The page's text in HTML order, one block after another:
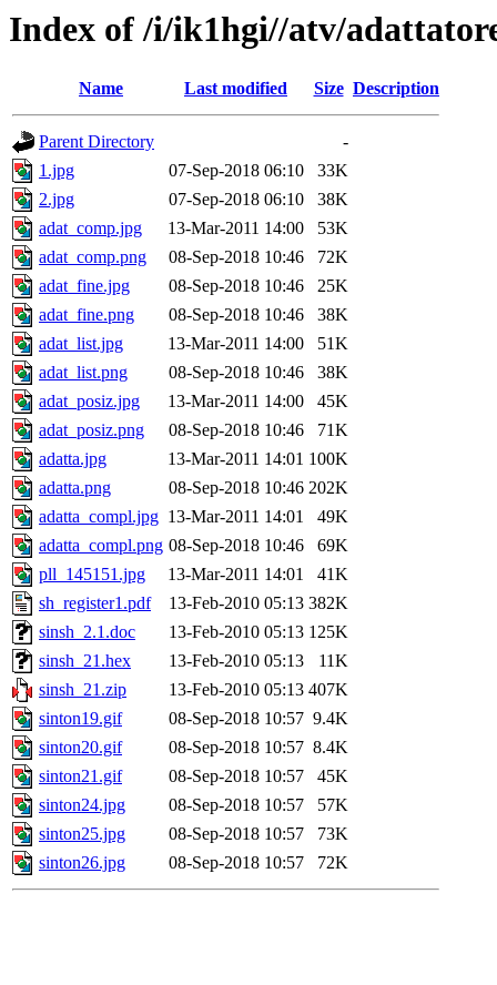
Index of /i/ik1hgi//atv/
Name Last modified Size Description
Parent Directory
-
1.jpg
07-Sep-2018 06:10
33K
2.jpg
07-Sep-2018 06:10
38K
adat_comp.jpg
13-Mar-2011 14:00
53K
adat_comp.png
08-Sep-2018 10:46
72K
adat_fine.jpg
08-Sep-2018 10:46
25K
adat_fine.png
08-Sep-2018 10:46
38K
adat_list.jpg
13-Mar-2011 14:00
51K
adat_list.png
08-Sep-2018 10:46
38K
adat_posiz.jpg
13-Mar-2011 14:00
45K
adat_posiz.png
08-Sep-2018 10:46
71K
adatta.jpg
13-Mar-2011 14:01 100K
adatta.png
08-Sep-2018 10:46 202K
adatta_compl.jpg 13-Mar-2011 14:01
49K
adatta_compl.png 08-Sep-2018 10:46
69K
pll_145151.jpg
13-Mar-2011 14:01
41K
sh_register1.pdf
13-Feb-2010 05:13 382K
sinsh_2.1.doc
13-Feb-2010 05:13 125K
sinsh_21.hex
13-Feb-2010 05:13
11K
sinsh_21.zip
13-Feb-2010 05:13 407K
sinton19.gif
08-Sep-2018 10:57 9.4K
sinton20.gif
08-Sep-2018 10:57 8.4K
sinton21.gif
08-Sep-2018 10:57
45K
sinton24.jpg
08-Sep-2018 10:57
57K
sinton25.jpg
08-Sep-2018 10:57
73K
sinton26.jpg
08-Sep-2018 10:57 72K